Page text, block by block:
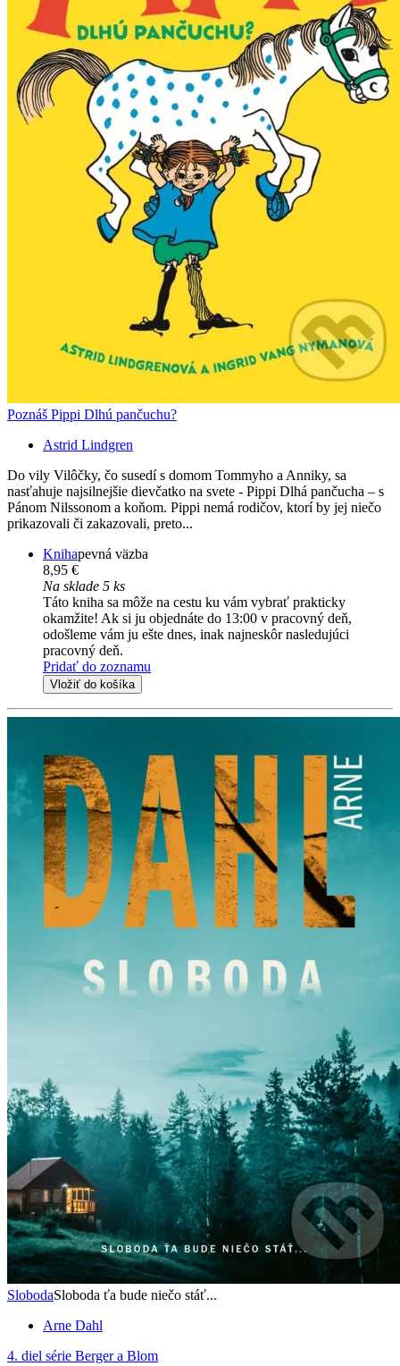
Poznáš Pippi Dlhú pančuchu?
Astrid Lindgren
Do vily Vilôčky, čo susedí s domom Tommyho a Anniky, sa
nasťahuje najsilnejšie dievčatko na svete - Pippi Dlhá pančucha – s
Pánom Nilssonom a koňom. Pippi nemá rodičov, ktorí by jej niečo
prikazovali či zakazovali, preto...
Knihapevná väzba
8,95 €
Na sklade 5 ks
Táto kniha sa môže na cestu ku vám vybrať prakticky
okamžite! Ak si ju objednáte do 13:00 v pracovný deň,
odošleme vám ju ešte dnes, inak najneskôr nasledujúci
pracovný deň.
Pridať do zoznamu
Vložiť do košíka
SlobodaSloboda ťa bude niečo stáť...
Arne Dahl
4. diel série Berger a Blom